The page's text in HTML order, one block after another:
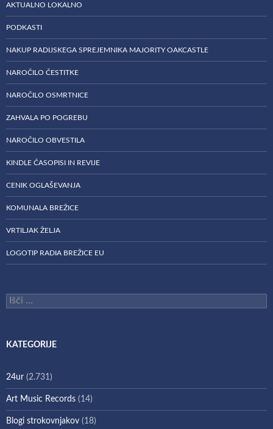
AKTUALNO LOKALNO
PODKASTI
NAKUP RADIJSKEGA SPREJEMNIKA MAJORITY OAKCASTLE
NAROČILO ČESTITKE
NAROČILO OSMRTNICE
ZAHVALA PO POGREBU
NAROČILO OBVESTILA
KINDLE ČASOPISI IN REVIJE
CENIK OGLAŠEVANJA
KOMUNALA BREŽICE
VRTILJAK ŽELJA
LOGOTIP RADIA BREŽICE EU
Išči:
KATEGORIJE
24ur (2.731)
Art Music Records (14)
Blogi strokovnjakov (18)